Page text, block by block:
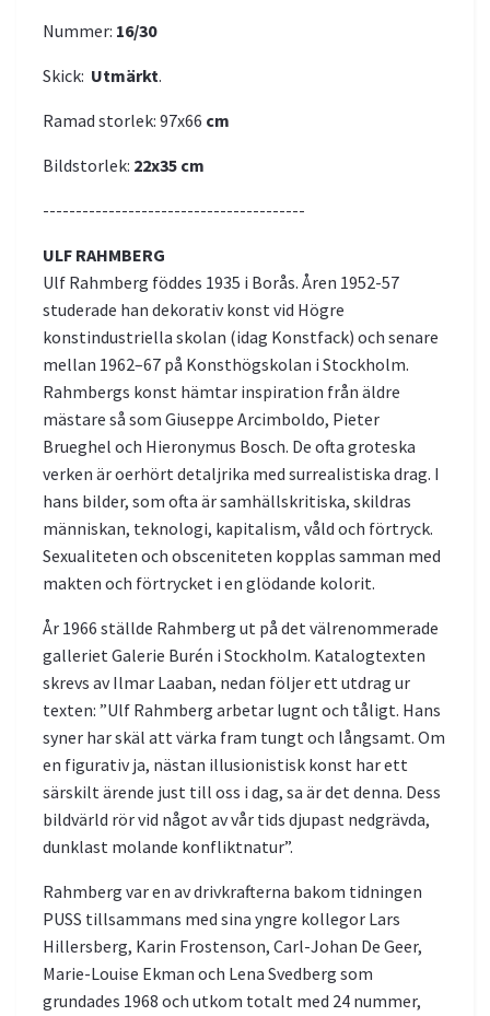
Nummer: 16/30
Skick: Utmärkt.
Ramad storlek: 97x66 cm
Bildstorlek: 22x35 cm
----------------------------------------
ULF RAHMBERG
Ulf Rahmberg föddes 1935 i Borås. Åren 1952-57
studerade han dekorativ konst vid Högre
konstindustriella skolan (idag Konstfack) och senare
mellan 1962–67 på Konsthögskolan i Stockholm.
Rahmbergs konst hämtar inspiration från äldre
mästare så som Giuseppe Arcimboldo, Pieter
Brueghel och Hieronymus Bosch. De ofta groteska
verken är oerhört detaljrika med surrealistiska drag. I
hans bilder, som ofta är samhällskritiska, skildras
människan, teknologi, kapitalism, våld och förtryck.
Sexualiteten och obsceniteten kopplas samman med
makten och förtrycket i en glödande kolorit.
År 1966 ställde Rahmberg ut på det välrenommerade
galleriet Galerie Burén i Stockholm. Katalogtexten
skrevs av Ilmar Laaban, nedan följer ett utdrag ur
texten: ”Ulf Rahmberg arbetar lugnt och tåligt. Hans
syner har skäl att värka fram tungt och långsamt. Om
en figurativ ja, nästan illusionistisk konst har ett
särskilt ärende just till oss i dag, sa är det denna. Dess
bildvärld rör vid något av vår tids djupast nedgrävda,
dunklast molande konfliktnatur”.
Rahmberg var en av drivkrafterna bakom tidningen
PUSS tillsammans med sina yngre kollegor Lars
Hillersberg, Karin Frostenson, Carl-Johan De Geer,
Marie-Louise Ekman och Lena Svedberg som
grundades 1968 och utkom totalt med 24 nummer,